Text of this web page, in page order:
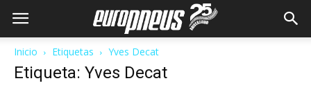
Inicio Etiquetas Yves Decat
Etiqueta: Yves Decat